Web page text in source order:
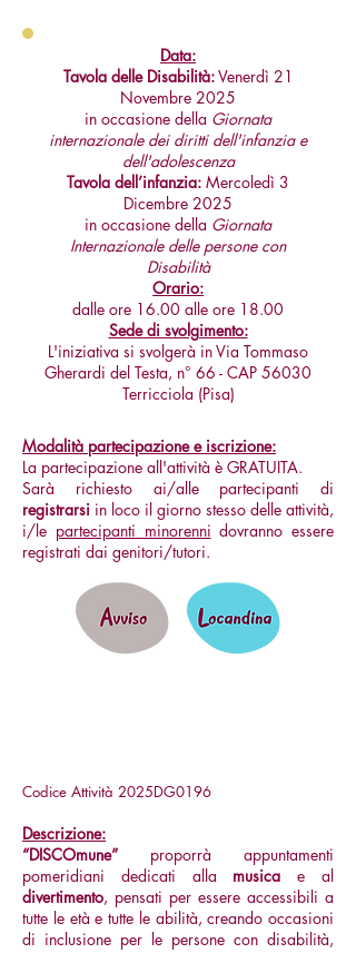
Data:
Tavola delle Disabilità:Venerdì 21
Novembre 2025
in occasione della Giornata
internazionale dei diritti dell'infanzia e
dell'adolescenza
Tavola dell’infanzia: Mercoledì 3
Dicembre 2025
in occasione della Giornata
Internazionale delle persone con
Disabilità
Orario:
dalle ore 16.00 alle ore 18.00
Sede di svolgimento:
L'iniziativa si svolgerà in Via Tommaso
Gherardi del Testa, n° 66 - CAP 56030
Terricciola (Pisa)
Modalità partecipazione e iscrizione:
La partecipazione all'attività è GRATUITA.
Sarà richiesto ai/alle partecipanti di
registrarsi in loco il giorno stesso delle attività,
i/le partecipanti minorenni dovranno essere
registrati dai genitori/tutori.
Codice Attività 2025DG0196
Descrizione:
“DISCOmune” proporrà appuntamenti
pomeridiani dedicati alla musica e al
divertimento, pensati per essere accessibili a
tutte le età e tutte le abilità, creando occasioni
di inclusione per le persone con disabilità,